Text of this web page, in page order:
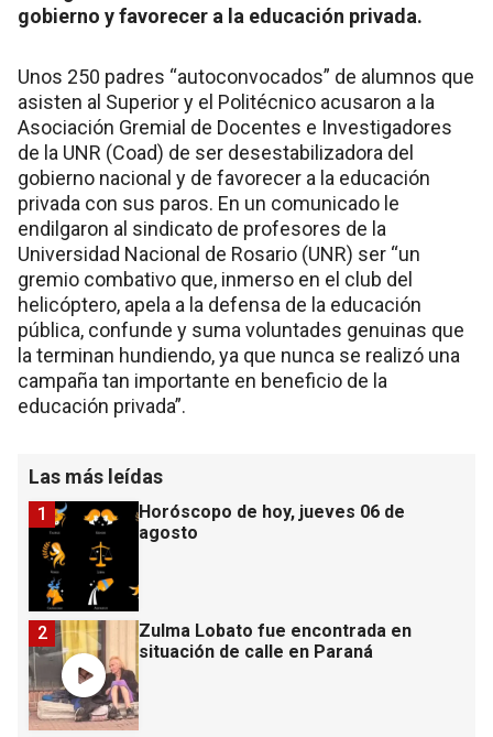
gobierno y favorecer a la educación privada.
Unos 250 padres “autoconvocados” de alumnos que
asisten al Superior y el Politécnico acusaron a la
Asociación Gremial de Docentes e Investigadores
de la UNR (Coad) de ser desestabilizadora del
gobierno nacional y de favorecer a la educación
privada con sus paros. En un comunicado le
endilgaron al sindicato de profesores de la
Universidad Nacional de Rosario (UNR) ser “un
gremio combativo que, inmerso en el club del
helicóptero, apela a la defensa de la educación
pública, confunde y suma voluntades genuinas que
la terminan hundiendo, ya que nunca se realizó una
campaña tan importante en beneficio de la
educación privada”.
Las más leídas
Horóscopo de hoy, jueves 06 de
agosto
1
Zulma Lobato fue encontrada en
situación de calle en Paraná
2